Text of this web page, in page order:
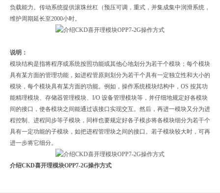
负载能力。‌传动系统提供滚珠丝杠（预压可调，重式，并集成集中润滑系统，
维护周期延长至2000小时。
说明：
模块结构是指将程序或系统按照功能或其他心地划分为若干个模块；每个模块
具有某方面的管理功能，如进程管原则划分为若干个具有一定独立性和大小的
模块，每个模块具有某方面的功能。例如，操作系统模块结构中，OS 按其功
能精理模块、存储器管理模块、I/O 设备管理模块等，并仔细地规定好各模块
间的接口，使各模块之间能通过该接口实现交互。然后，再进一模块又分为进
程控制、进程同步等子模块，同样也要规定好各子模步将各模块细分为若干个
具有一定功能的子模块，如把进程管理块之间的接口。若子模块较大时，可再
进一步将它细分。
介绍CKD喜开理模块OPP7-2G操作方式